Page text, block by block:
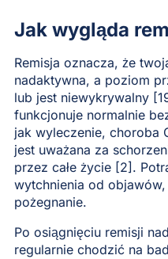
Jak wygląda
Remisja oznacza, że
nadaktywna, a poziom
lub jest niewykrywalny
funkcjonuje normalnie
jak wyleczenie, choroba
jest uważana za
przez całe życie [2].
wytchnienia od
pożegnanie.
Po osiągnięciu remisji
regularnie chodzić na